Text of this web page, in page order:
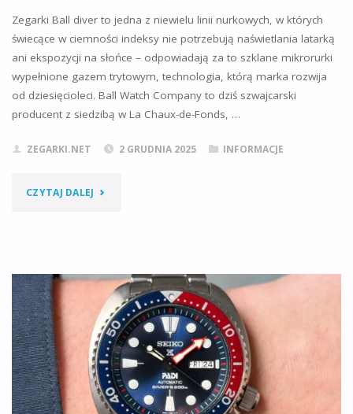
Zegarki Ball diver to jedna z niewielu linii nurkowych, w których
świecące w ciemności indeksy nie potrzebują naświetlania latarką
ani ekspozycji na słońce – odpowiadają za to szklane mikrorurki
wypełnione gazem trytowym, technologia, którą marka rozwija
od dziesięcioleci. Ball Watch Company to dziś szwajcarski
producent z siedzibą w La Chaux-de-Fonds, …
ZEGARKI.NET 2 GRUDNIA 2025 INFORMACJE
CZYTAJ DALEJ "ZEGARKI
KOMPLEKSOWY
PRZEWODNIK
PO
SZWAJCARSKICH
ZEGARKACH